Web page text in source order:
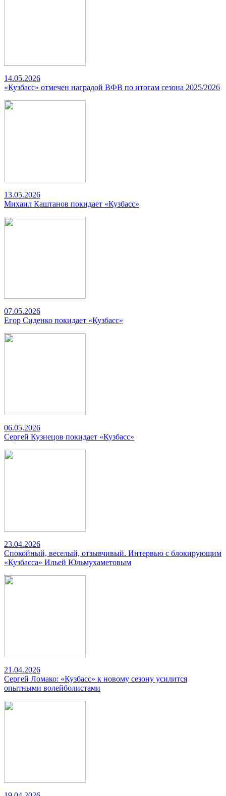
14.05.2026
«Кузбасс» отмечен наградой ВФВ по итогам сезона 2025/2026
13.05.2026
Михаил Каштанов покидает «Кузбасс»
07.05.2026
Егор Сиденко покидает «Кузбасс»
06.05.2026
Сергей Кузнецов покидает «Кузбасс»
23.04.2026
Спокойный, веселый, отзывчивый. Интервью с блокирующим
«Кузбасса» Ильей Юльмухаметовым
21.04.2026
Сергей Ломако: «Кузбасс» к новому сезону усилится
опытными волейболистами